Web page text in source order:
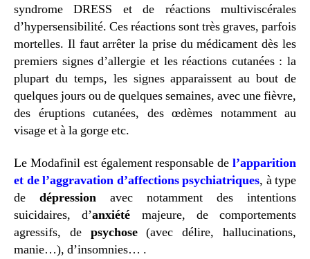
syndrome DRESS et de réactions multiviscérales
d’hypersensibilité. Ces réactions sont très graves, parfois
mortelles. Il faut arrêter la prise du médicament dès les
premiers signes d’allergie et les réactions cutanées : la
plupart du temps, les signes apparaissent au bout de
quelques jours ou de quelques semaines, avec une fièvre,
des éruptions cutanées, des œdèmes notamment au
visage et à la gorge etc.
Le Modafinil est également responsable de l’apparition
et de l’aggravation d’affections psychiatriques, à type
de dépression avec notamment des intentions
suicidaires, d’anxiété majeure, de comportements
agressifs, de psychose(avec délire, hallucinations,
manie…), d’insomnies… .